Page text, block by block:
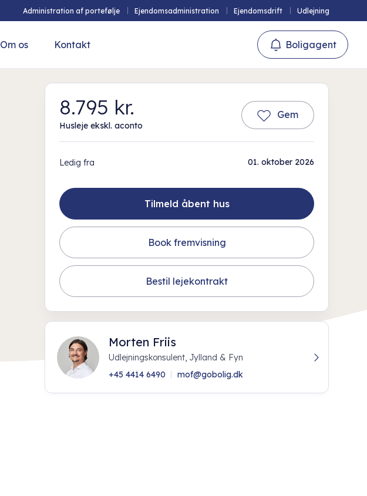
Administration af portefølje Ejendomsadministration Ejendomsdrift Udlejning
Om os Kontakt Boligagent
8.795 kr.
Husleje ekskl. aconto
Gem
Ledig fra 01. oktober 2026
Tilmeld åbent hus
Book fremvisning
Bestil lejekontrakt
Morten Friis
Udlejningskonsulent, Jylland & Fyn
+45 4414 6490
mof@gobolig.dk